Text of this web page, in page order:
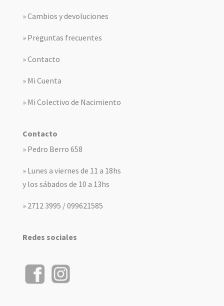
» Cambios y devoluciones
» Preguntas frecuentes
» Contacto
» Mi Cuenta
» Mi Colectivo de Nacimiento
Contacto
» Pedro Berro 658
» Lunes a viernes de 11 a 18hs
y los sábados de 10 a 13hs
» 2712 3995 / 099621585
Redes sociales